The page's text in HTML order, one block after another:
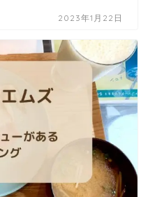
2023年1月22日